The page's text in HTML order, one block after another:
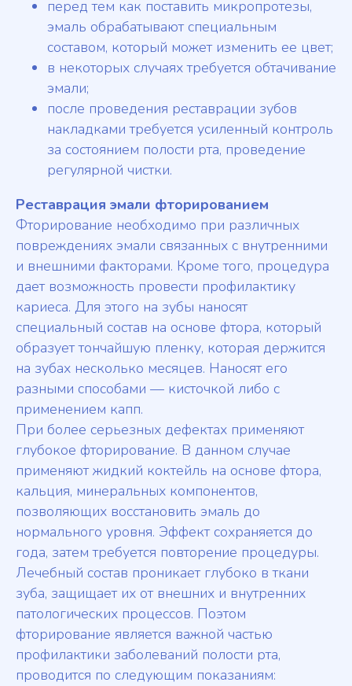
перед тем как поставить микропротезы,
эмаль обрабатывают специальным
составом, который может изменить ее цвет;
в некоторых случаях требуется обтачивание
эмали;
после проведения реставрации зубов
накладками требуется усиленный контроль
за состоянием полости рта, проведение
регулярной чистки.
Реставрация эмали фторированием
Фторирование необходимо при различных
повреждениях эмали связанных с внутренними
и внешними факторами. Кроме того, процедура
дает возможность провести профилактику
кариеса. Для этого на зубы наносят
специальный состав на основе фтора, который
образует тончайшую пленку, которая держится
на зубах несколько месяцев. Наносят его
разными способами — кисточкой либо с
применением капп.
При более серьезных дефектах применяют
глубокое фторирование. В данном случае
применяют жидкий коктейль на основе фтора,
кальция, минеральных компонентов,
позволяющих восстановить эмаль до
нормального уровня. Эффект сохраняется до
года, затем требуется повторение процедуры.
Лечебный состав проникает глубоко в ткани
зуба, защищает их от внешних и внутренних
патологических процессов. Поэтом
фторирование является важной частью
профилактики заболеваний полости рта,
проводится по следующим показаниям: